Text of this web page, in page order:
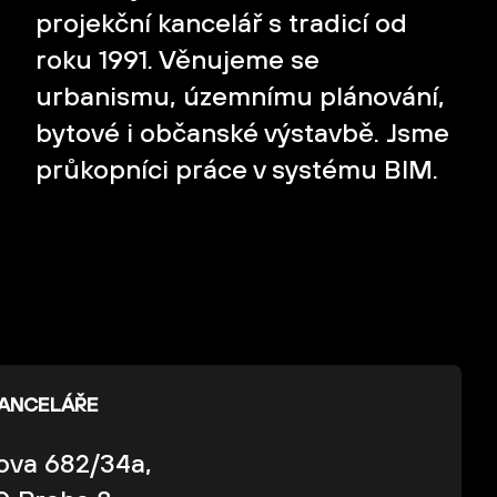
projekční kancelář s tradicí od
roku 1991. Věnujeme se
urbanismu, územnímu plánování,
bytové i občanské výstavbě. Jsme
průkopníci práce v systému BIM.
682/34a,